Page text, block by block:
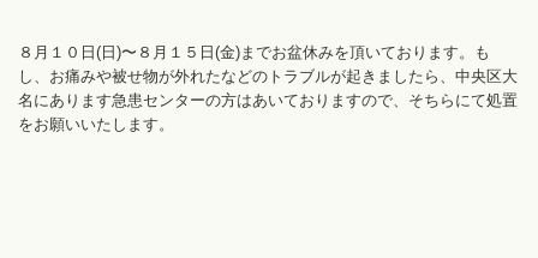
８月１０日(日)〜８月１５日(金)までお盆休みを頂いております。も
し、お痛みや被せ物が外れたなどのトラブルが起きましたら、中央区大
名にあります急患センターの方はあいておりますので、そちらにて処置
をお願いいたします。